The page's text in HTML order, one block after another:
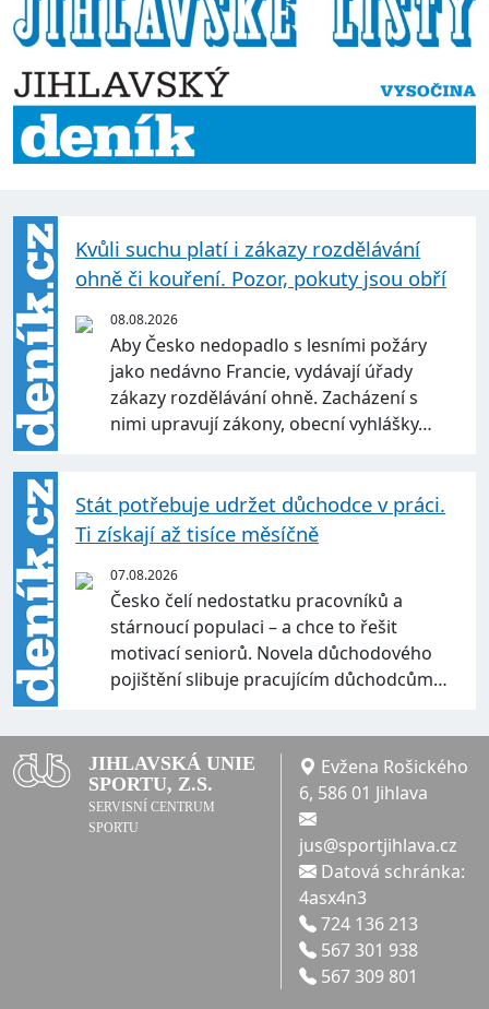
Kvůli suchu platí i zákazy rozdělávání
ohně či kouření. Pozor, pokuty jsou obří
08.08.2026
Aby Česko nedopadlo s lesními požáry
jako nedávno Francie, vydávají úřady
zákazy rozdělávání ohně. Zacházení s
nimi upravují zákony, obecní vyhlášky…
Stát potřebuje udržet důchodce v práci.
Ti získají až tisíce měsíčně
07.08.2026
Česko čelí nedostatku pracovníků a
stárnoucí populaci – a chce to řešit
motivací seniorů. Novela důchodového
pojištění slibuje pracujícím důchodcům…
JIHLAVSKÁ UNIE
SPORTU, Z.S.
SERVISNÍ CENTRUM
SPORTU
Evžena Rošického
6, 586 01 Jihlava
jus@sportjihlava.cz
Datová schránka:
4asx4n3
724 136 213
567 301 938
567 309 801